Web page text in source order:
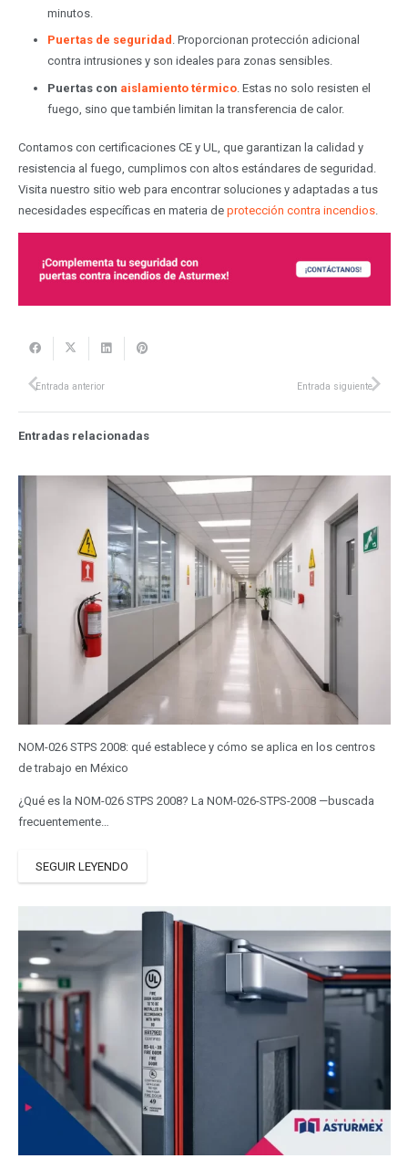
minutos.
Puertas de seguridad . Proporcionan protección adicional
contra intrusiones y son ideales para zonas sensibles.
Puertas con aislamiento térmico . Estas no solo resisten el
fuego, sino que también limitan la transferencia de calor.
Contamos con certificaciones CE y UL, que garantizan la calidad y
resistencia al fuego, cumplimos con altos estándares de seguridad.
Visita nuestro sitio web para encontrar soluciones y adaptadas a tus
necesidades específicas en materia de protección contra incendios.
Entrada anterior Entrada siguiente
Entradas relacionadas
NOM-026 STPS 2008: qué establece y cómo se aplica en los centros
de trabajo en México
¿Qué es la NOM-026 STPS 2008? La NOM-026-STPS-2008 —buscada
frecuentemente…
SEGUIR LEYENDO